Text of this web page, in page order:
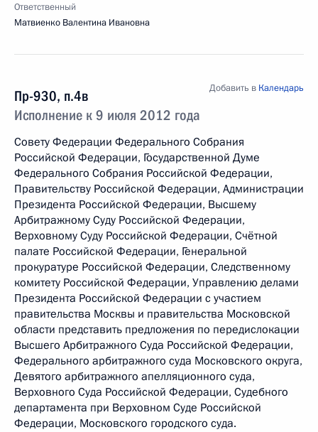
Ответственный
Матвиенко Валентина Ивановна
Пр-930, п.4в
Исполнение к 9 июля 2012 года
Добавить в Календарь
Совету Федерации Федерального Собрания
Российской Федерации, Государственной Думе
Федерального Собрания Российской Федерации,
Правительству Российской Федерации, Администрации
Президента Российской Федерации, Высшему
Арбитражному Суду Российской Федерации,
Верховному Суду Российской Федерации, Счётной
палате Российской Федерации, Генеральной
прокуратуре Российской Федерации, Следственному
комитету Российской Федерации, Управлению делами
Президента Российской Федерации с участием
правительства Москвы и правительства Московской
области представить предложения по передислокации
Высшего Арбитражного Суда Российской Федерации,
Федерального арбитражного суда Московского округа,
Девятого арбитражного апелляционного суда,
Верховного Суда Российской Федерации, Судебного
департамента при Верховном Суде Российской
Федерации, Московского городского суда.